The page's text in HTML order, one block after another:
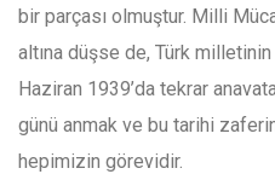
bir parçası olmuştur. Milli
altına düşse de, Türk milletinin
Haziran 1939’da tekrar
günü anmak ve bu tarihi
hepimizin görevidir.